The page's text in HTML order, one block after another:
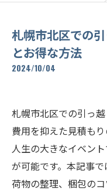
札幌市北区での
とお得な方法
2024/10/04
札幌市北区での引っ
費用を抑えた見積も
人生の大きなイベン
が可能です。本記事で
荷物の整理、梱包の